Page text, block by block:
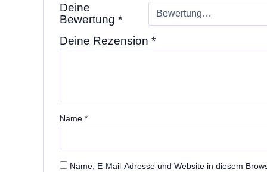
Deine
Bewertung *
Deine Rezension *
Name *
Name, E-Mail-Adresse und Website in diesem